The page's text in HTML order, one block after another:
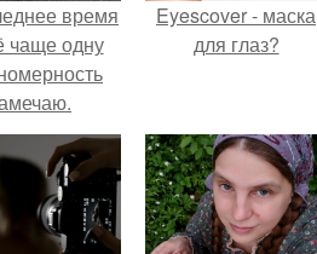
время
чаще одну
Eyescover - маска
для глаз?